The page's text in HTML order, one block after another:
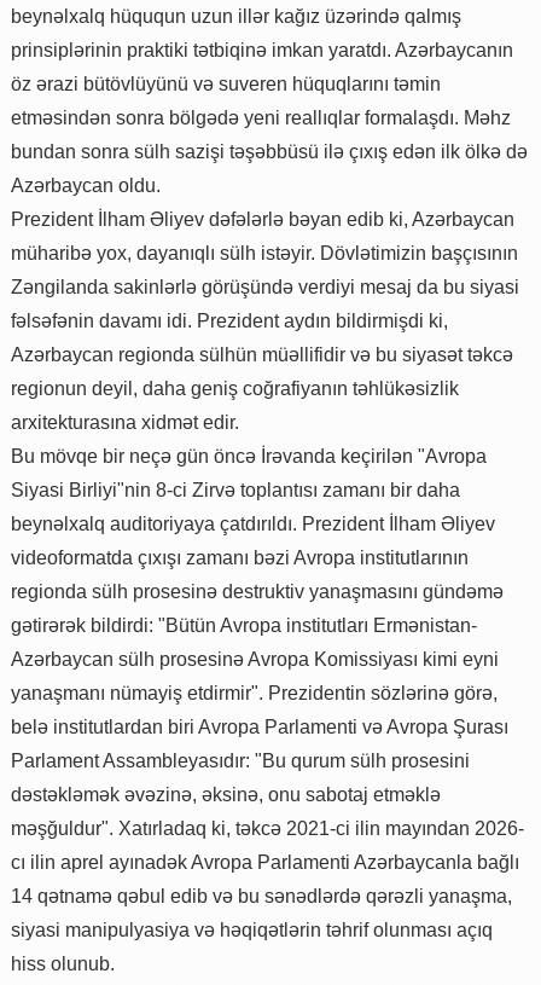
beynəlxalq hüququn uzun illər kağız üzərində qalmış
prinsiplərinin praktiki tətbiqinə imkan yaratdı. Azərbaycanın
öz ərazi bütövlüyünü və suveren hüquqlarını təmin
etməsindən sonra bölgədə yeni reallıqlar formalaşdı. Məhz
bundan sonra sülh sazişi təşəbbüsü ilə çıxış edən ilk ölkə də
Azərbaycan oldu.
Prezident İlham Əliyev dəfələrlə bəyan edib ki, Azərbaycan
müharibə yox, dayanıqlı sülh istəyir. Dövlətimizin başçısının
Zəngilanda sakinlərlə görüşündə verdiyi mesaj da bu siyasi
fəlsəfənin davamı idi. Prezident aydın bildirmişdi ki,
Azərbaycan regionda sülhün müəllifidir və bu siyasət təkcə
regionun deyil, daha geniş coğrafiyanın təhlükəsizlik
arxitekturasına xidmət edir.
Bu mövqe bir neçə gün öncə İrəvanda keçirilən "Avropa
Siyasi Birliyi"nin 8-ci Zirvə toplantısı zamanı bir daha
beynəlxalq auditoriyaya çatdırıldı. Prezident İlham Əliyev
videoformatda çıxışı zamanı bəzi Avropa institutlarının
regionda sülh prosesinə destruktiv yanaşmasını gündəmə
gətirərək bildirdi: "Bütün Avropa institutları Ermənistan-
Azərbaycan sülh prosesinə Avropa Komissiyası kimi eyni
yanaşmanı nümayiş etdirmir". Prezidentin sözlərinə görə,
belə institutlardan biri Avropa Parlamenti və Avropa Şurası
Parlament Assambleyasıdır: "Bu qurum sülh prosesini
dəstəkləmək əvəzinə, əksinə, onu sabotaj etməklə
məşğuldur". Xatırladaq ki, təkcə 2021-ci ilin mayından 2026-
cı ilin aprel ayınadək Avropa Parlamenti Azərbaycanla bağlı
14 qətnamə qəbul edib və bu sənədlərdə qərəzli yanaşma,
siyasi manipulyasiya və həqiqətlərin təhrif olunması açıq
hiss olunub.